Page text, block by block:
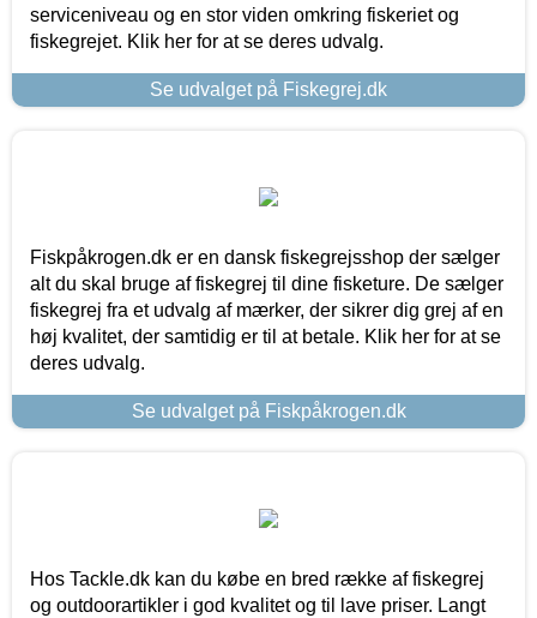
serviceniveau og en stor viden omkring fiskeriet og
fiskegrejet. Klik her for at se deres udvalg.
Se udvalget på Fiskegrej.dk
Fiskpåkrogen.dk er en dansk fiskegrejsshop der sælger
alt du skal bruge af fiskegrej til dine fisketure. De sælger
fiskegrej fra et udvalg af mærker, der sikrer dig grej af en
høj kvalitet, der samtidig er til at betale. Klik her for at se
deres udvalg.
Se udvalget på Fiskpåkrogen.dk
Hos Tackle.dk kan du købe en bred række af fiskegrej
og outdoorartikler i god kvalitet og til lave priser. Langt